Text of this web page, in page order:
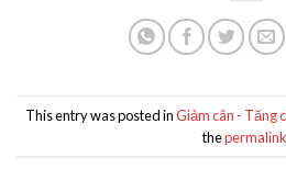
This entry was posted inGiảm cân - Tăng
thepermalink